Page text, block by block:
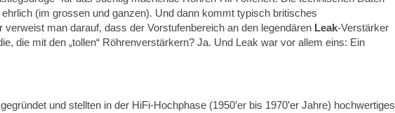
(im grossen und ganzen). Und dann kommt typisch britisches
man darauf, dass der Vorstufenbereich an den legendären Leak-Verstärker
die mit den „tollen“ Röhrenverstärkern? Ja. Und Leak war vor allem eins: Ein
und stellten in der HiFi-Hochphase (1950’er bis 1970’er Jahre) hochwertiges